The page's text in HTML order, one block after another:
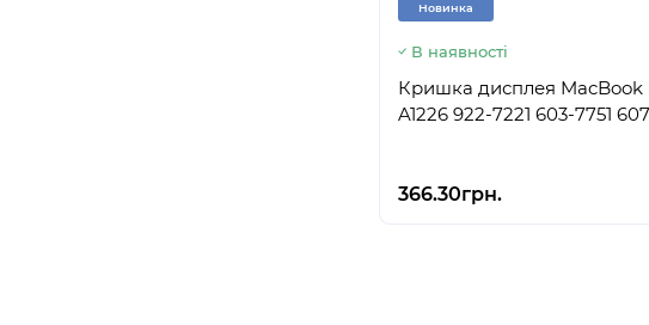
Новинка
В наявності
Кришка дисплея MacBook
A1226 922-7221 603-7751
366.30грн.